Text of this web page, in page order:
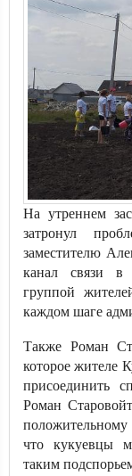
На утреннем
затронул
заместителю
канал связи в
группой
каждом шаге
Также Роман
которое жителе
присоединить
Роман
что кукуевцы
таким